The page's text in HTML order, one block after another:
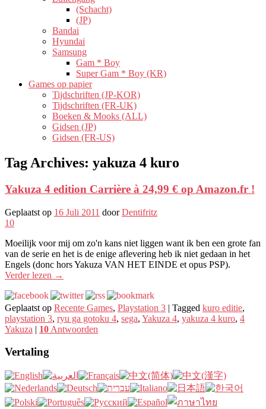
(Schacht)
(JP)
Bandai
Hyundai
Samsung
Gam * Boy
Super Gam * Boy (KR)
Games op papier
Tijdschriften (JP-KOR)
Tijdschriften (FR-UK)
Boeken & Mooks (ALL)
Gidsen (JP)
Gidsen (FR-US)
Tag Archives: yakuza 4 kuro
Yakuza 4 edition Carrière à 24,99 € op Amazon.fr !
Geplaatst op 16 Juli 2011 doorDentifritz
10
Moeilijk voor mij om zo'n kans niet liggen want ik ben een grote fan
van de serie en het is de enige aflevering heb ik niet gedaan in het
Engels (donc hors Yakuza VAN HET EINDE et opus PSP).
Verder lezen →
Geplaatst op Recente Games, Playstation 3 | Tagged kuro editie,
playstation 3, ryu ga gotoku 4, sega, Yakuza 4, yakuza 4 kuro, 4
Yakuza | 10 Antwoorden
Vertaling